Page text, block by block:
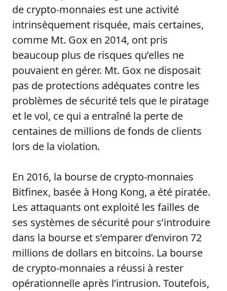
de crypto-monnaies est une activité
intrinsèquement risquée, mais certaines,
comme Mt. Gox en 2014, ont pris
beaucoup plus de risques qu’elles ne
pouvaient en gérer. Mt. Gox ne disposait
pas de protections adéquates contre les
problèmes de sécurité tels que le piratage
et le vol, ce qui a entraîné la perte de
centaines de millions de fonds de clients
lors de la violation.
En 2016, la bourse de crypto-monnaies
Bitfinex, basée à Hong Kong, a été piratée.
Les attaquants ont exploité les failles de
ses systèmes de sécurité pour s’introduire
dans la bourse et s’emparer d’environ 72
millions de dollars en bitcoins. La bourse
de crypto-monnaies a réussi à rester
opérationnelle après l’intrusion. Toutefois,